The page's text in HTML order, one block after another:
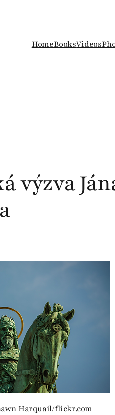
HomeBooksVideos
výzva
Harquail/flickr.com